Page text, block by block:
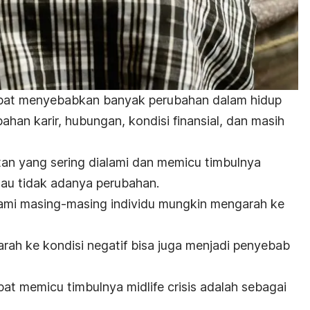
menyebabkan banyak perubahan dalam hidup
karir, hubungan, kondisi finansial, dan masih
yang sering dialami dan memicu timbulnya
tidak adanya perubahan.
masing-masing individu mungkin mengarah ke
ke kondisi negatif bisa juga menjadi penyebab
memicu timbulnya midlife crisis adalah sebagai